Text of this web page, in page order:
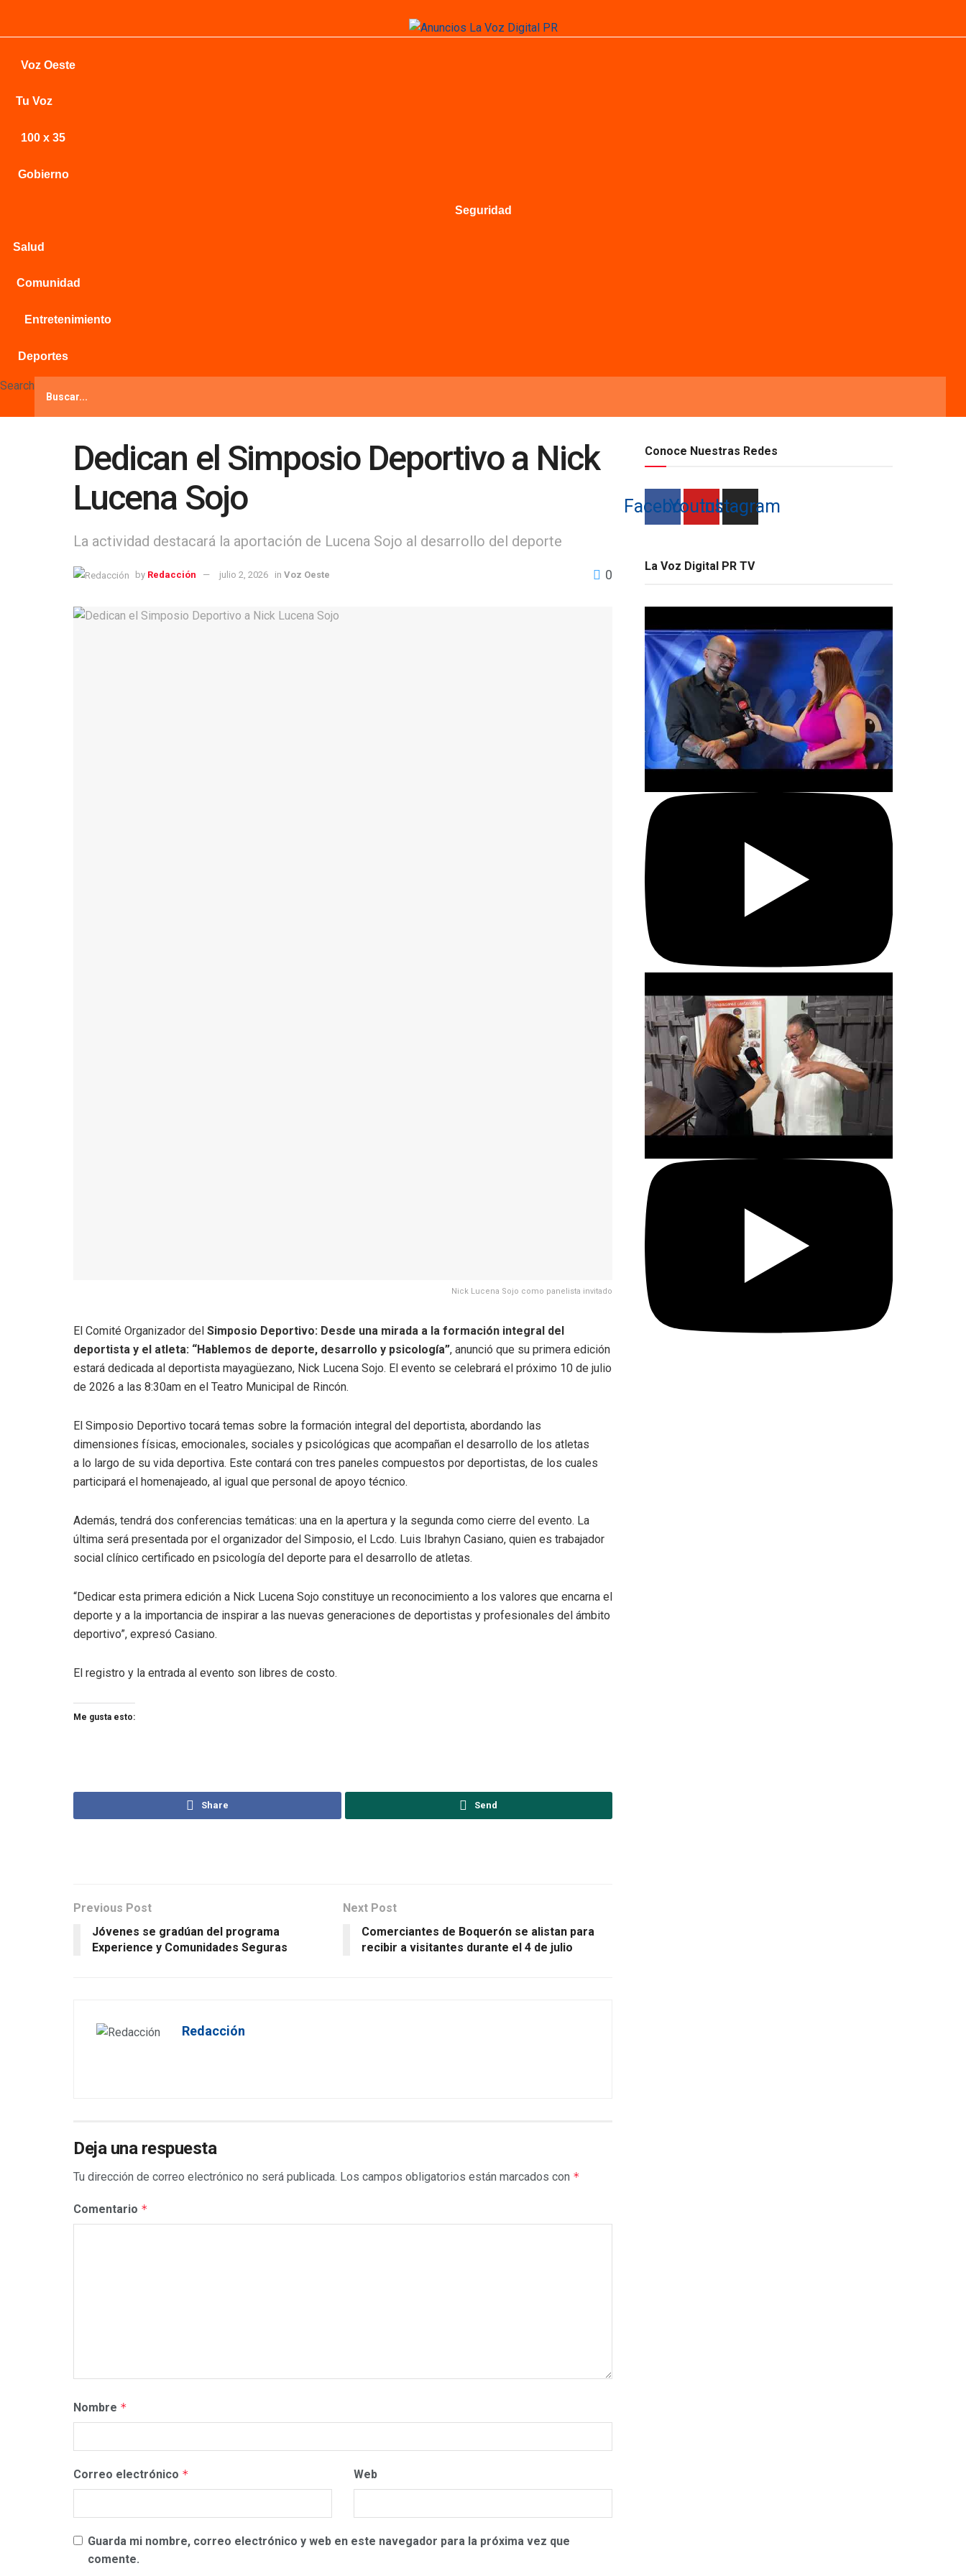
Voz Oeste
Tu Voz
100 x 35
Gobierno
Seguridad
Salud
Comunidad
Entretenimiento
Deportes
Search
Dedican el Simposio Deportivo a Nick
Lucena Sojo
La actividad destacará la aportación de Lucena Sojo al desarrollo del deporte
by Redacción julio 2, 2026 in Voz Oeste 0
Nick Lucena Sojo como panelista invitado
El Comité Organizador del Simposio Deportivo: Desde una mirada a la formación integral del
deportista y el atleta: “Hablemos de deporte, desarrollo y psicología”, anunció que su primera edición
estará dedicada al deportista mayagüezano, Nick Lucena Sojo. El evento se celebrará el próximo 10 de julio
de 2026 a las 8:30am en el Teatro Municipal de Rincón.
El Simposio Deportivo tocará temas sobre la formación integral del deportista, abordando las
dimensiones físicas, emocionales, sociales y psicológicas que acompañan el desarrollo de los atletas
a lo largo de su vida deportiva. Este contará con tres paneles compuestos por deportistas, de los cuales
participará el homenajeado, al igual que personal de apoyo técnico.
Además, tendrá dos conferencias temáticas: una en la apertura y la segunda como cierre del evento. La
última será presentada por el organizador del Simposio, el Lcdo. Luis Ibrahyn Casiano, quien es trabajador
social clínico certificado en psicología del deporte para el desarrollo de atletas.
“Dedicar esta primera edición a Nick Lucena Sojo constituye un reconocimiento a los valores que encarna el
deporte y a la importancia de inspirar a las nuevas generaciones de deportistas y profesionales del ámbito
deportivo”, expresó Casiano.
El registro y la entrada al evento son libres de costo.
Me gusta esto:
Share Send
Previous Post
Jóvenes se gradúan del programa
Experience y Comunidades Seguras
Next Post
Comerciantes de Boquerón se alistan para
recibir a visitantes durante el 4 de julio
Redacción
Deja una respuesta
Tu dirección de correo electrónico no será publicada. Los campos obligatorios están marcados con *
Comentario *
Nombre *
Correo electrónico * Web
Guarda mi nombre, correo electrónico y web en este navegador para la próxima vez que
comente.
Conoce Nuestras Redes
FacebookYoutubeInstagram
La Voz Digital PR TV